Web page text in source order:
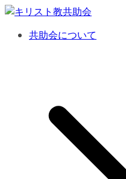
コ
共助会について